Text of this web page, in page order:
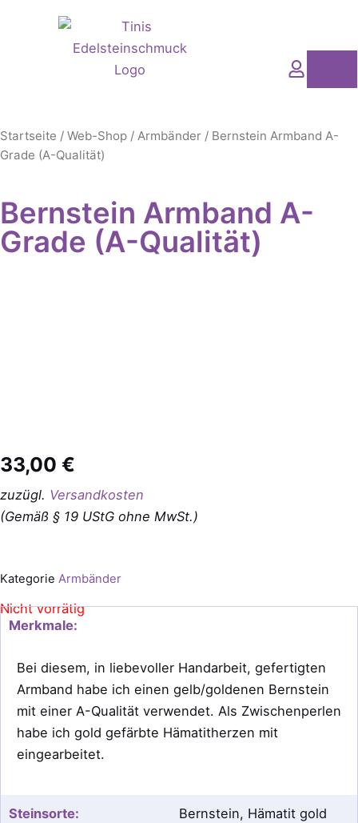
Startseite / Web-Shop / Armbänder / Bernstein Armband A-
Grade (A-Qualität)
Bernstein Armband A-
Grade (A-Qualität)
33,00 €
zuzügl. Versandkosten
(Gemäß § 19 UStG ohne MwSt.)
Kategorie Armbänder
Nicht vorrätig
Merkmale:
Bei diesem, in liebevoller Handarbeit, gefertigten
Armband habe ich einen gelb/goldenen Bernstein
mit einer A-Qualität verwendet. Als Zwischenperlen
habe ich gold gefärbte Hämatitherzen mit
eingearbeitet.
Steinsorte:
Bernstein, Hämatit gold